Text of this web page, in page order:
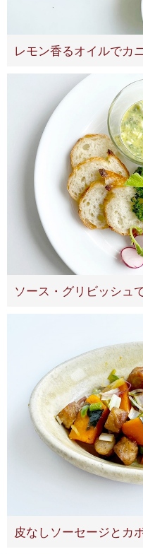
レモン香るオイルでカ
ソース・グリビッシュ
皮なしソーセージとカ